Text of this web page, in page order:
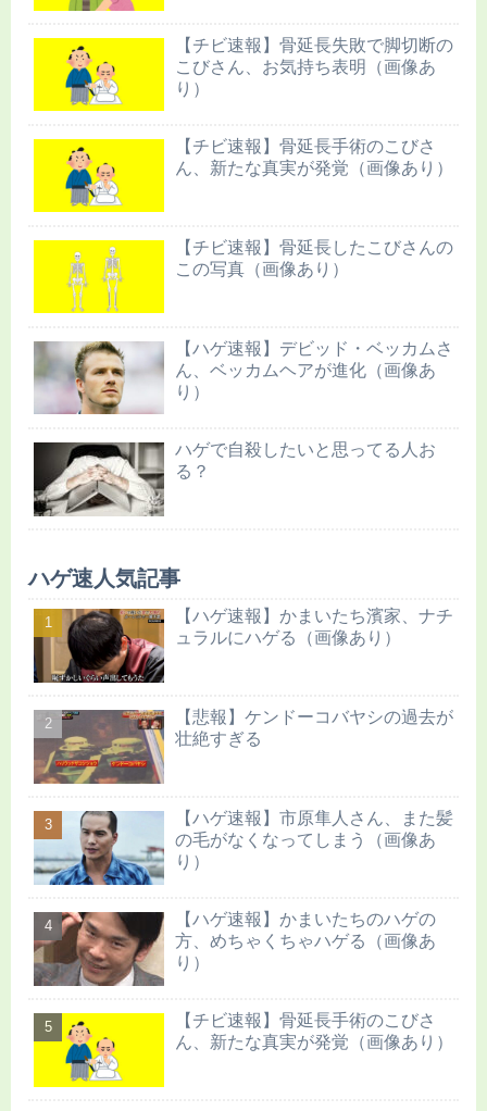
【チビ速報】骨延長失敗で脚切断の
こびさん、お気持ち表明（画像あ
り）
【チビ速報】骨延長手術のこびさ
ん、新たな真実が発覚（画像あり）
【チビ速報】骨延長したこびさんの
この写真（画像あり）
【ハゲ速報】デビッド・ベッカムさ
ん、ベッカムヘアが進化（画像あ
り）
ハゲで自殺したいと思ってる人お
る？
ハゲ速人気記事
【ハゲ速報】かまいたち濱家、ナチ
ュラルにハゲる（画像あり）
【悲報】ケンドーコバヤシの過去が
壮絶すぎる
【ハゲ速報】市原隼人さん、また髪
の毛がなくなってしまう（画像あ
り）
【ハゲ速報】かまいたちのハゲの
方、めちゃくちゃハゲる（画像あ
り）
【チビ速報】骨延長手術のこびさ
ん、新たな真実が発覚（画像あり）